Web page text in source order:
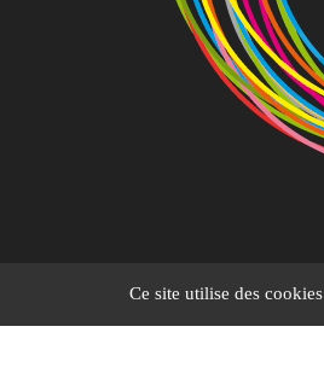
Ce site utilise des